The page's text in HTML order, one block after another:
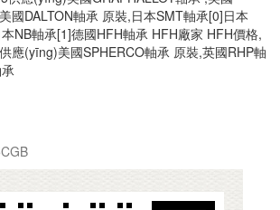
國DALTON軸承 原裝,日本SMT軸承[0]日本
NB軸承[1]德國HFH軸承 HFH廠家 HFH價格,
應(yīng)美國SPHERCO軸承 原裝,英國RHP軸